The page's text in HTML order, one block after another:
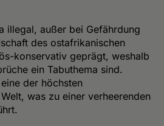
illegal, außer bei Gefährdung
des ostafrikanischen
konservativ geprägt, weshalb
ein Tabuthema sind.
der höchsten
was zu einer verheerenden